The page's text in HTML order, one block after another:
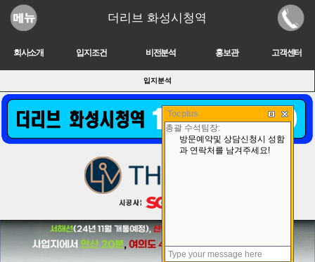
더리브 화성시청역
회사소개 입지조건 비전분석 홍보관 고객센터
입지분석
Tocplus